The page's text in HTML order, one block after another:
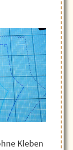
Kleben